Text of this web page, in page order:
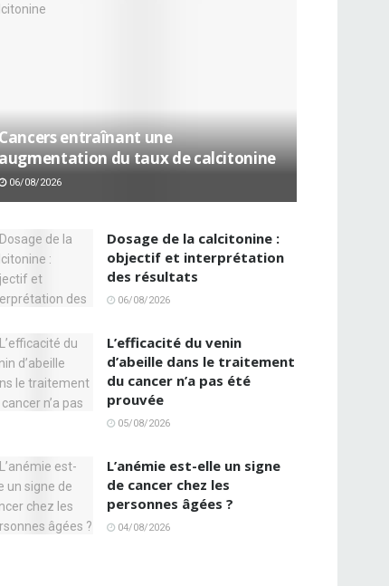
entraînant une
du taux de calcitonine
06/08/2026
Dosage de la calcitonine :
objectif et interprétation
des résultats
06/08/2026
L’efficacité du venin
d’abeille dans le traitement
du cancer n’a pas été
prouvée
05/08/2026
L’anémie est-elle un signe
de cancer chez les
personnes âgées ?
04/08/2026